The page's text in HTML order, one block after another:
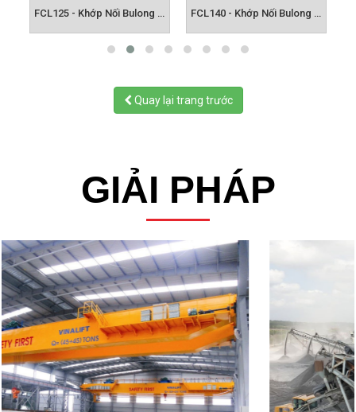
FCL125 - Khớp Nối Bulong FCL FCL140 - Khớp Nối Bulong FCL
Quay lại trang trước
GIẢI PHÁP